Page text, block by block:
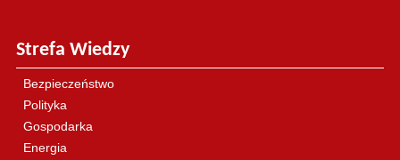
Strefa Wiedzy
Bezpieczeństwo
Polityka
Gospodarka
Energia